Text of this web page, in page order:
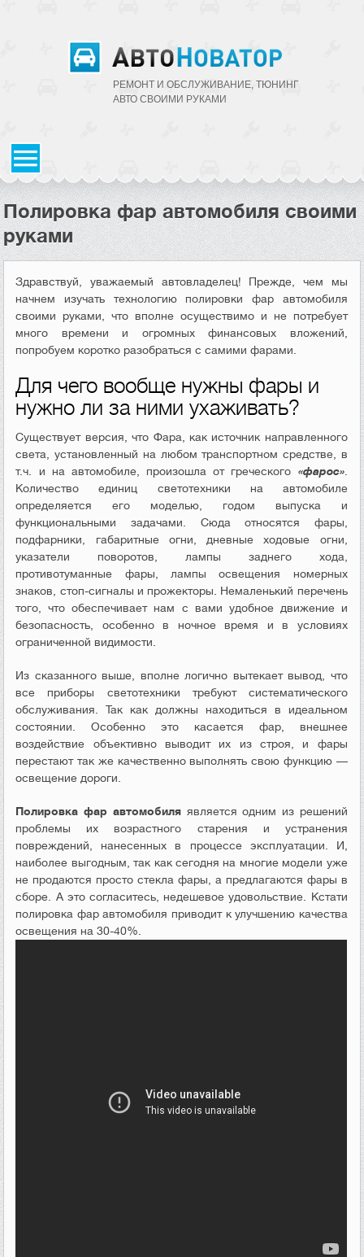
РЕМОНТ И ОБСЛУЖИВАНИЕ, ТЮНИНГ
АВТО CВОИМИ РУКАМИ
Полировка фар автомобиля своими
руками
Здравствуй, уважаемый автовладелец! Прежде, чем мы
начнем изучать технологию полировки фар автомобиля
своими руками, что вполне осуществимо и не потребует
много времени и огромных финансовых вложений,
попробуем коротко разобраться с самими фарами.
Для чего вообще нужны фары и
нужно ли за ними ухаживать?
Существует версия, что Фара, как источник направленного
света, установленный на любом транспортном средстве, в
т.ч. и на автомобиле, произошла от греческого «фарос».
Количество единиц светотехники на автомобиле
определяется его моделью, годом выпуска и
функциональными задачами. Сюда относятся фары,
подфарники, габаритные огни, дневные ходовые огни,
указатели поворотов, лампы заднего хода,
противотуманные фары, лампы освещения номерных
знаков, стоп-сигналы и прожекторы. Немаленький перечень
того, что обеспечивает нам с вами удобное движение и
безопасность, особенно в ночное время и в условиях
ограниченной видимости.
Из сказанного выше, вполне логично вытекает вывод, что
все приборы светотехники требуют систематического
обслуживания. Так как должны находиться в идеальном
состоянии. Особенно это касается фар, внешнее
воздействие объективно выводит их из строя, и фары
перестают так же качественно выполнять свою функцию —
освещение дороги.
Полировка фар автомобиляявляется одним из решений
проблемы их возрастного старения и устранения
повреждений, нанесенных в процессе эксплуатации. И,
наиболее выгодным, так как сегодня на многие модели уже
не продаются просто стекла фары, а предлагаются фары в
сборе. А это согласитесь, недешевое удовольствие. Кстати
полировка фар автомобиля приводит к улучшению качества
освещения на 30-40%.